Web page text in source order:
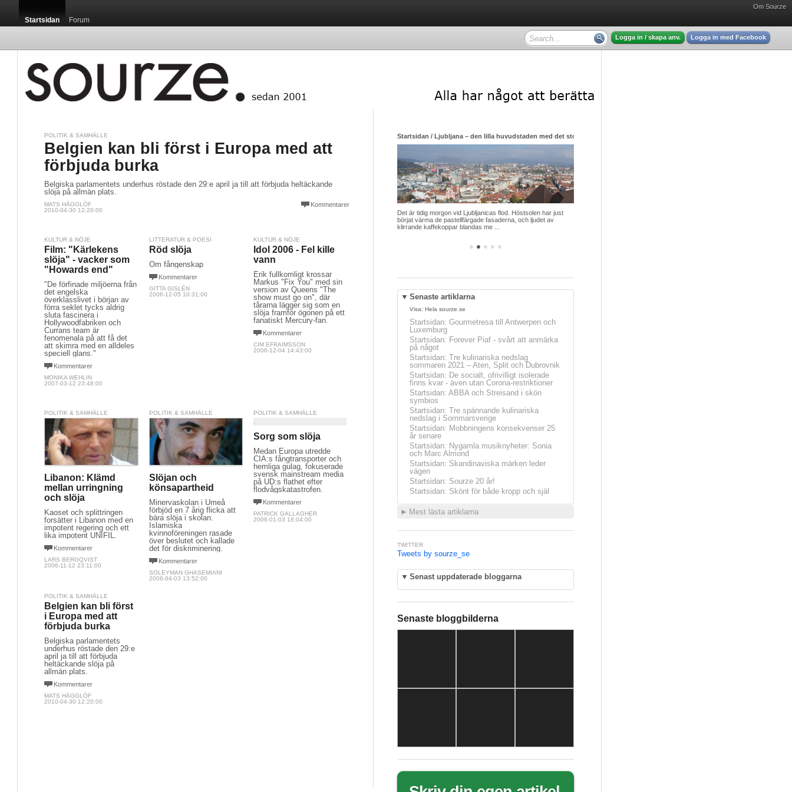
Om Sourze
Startsidan Forum
Logga in / skapa anv. Logga in med Facebook
POLITIK & SAMHÄLLE
Belgien kan bli först i Europa med att
förbjuda burka
Belgiska parlamentets underhus röstade den 29:e april ja till att förbjuda heltäckande
slöja på allmän plats.
Kommentarer
MATS HÄGGLÖF
2010-04-30 12:20:00
KULTUR & NÖJE
Film: "Kärlekens
slöja" - vacker som
"Howards end"
"De förfinade miljöerna från
det engelska
överklasslivet i början av
förra seklet tycks aldrig
sluta fascinera i
Hollywoodfabriken och
Currans team är
fenomenala på att få det
att skimra med en alldeles
speciell glans."
Kommentarer
MONIKA WEHLIN
2007-03-12 23:48:00
LITTERATUR & POESI
Röd slöja
Om fångenskap
Kommentarer
GITTA GISLÉN
2006-12-05 10:31:00
KULTUR & NÖJE
Idol 2006 - Fel kille
vann
Erik fullkomligt krossar
Markus "Fix You" med sin
version av Queens "The
show must go on", där
tårarna lägger sig som en
slöja framför ögonen på ett
fanatiskt Mercury-fan.
Kommentarer
CIM EFRAIMSSON
2006-12-04 14:43:00
POLITIK & SAMHÄLLE
Libanon: Klämd
mellan urringning
och slöja
Kaoset och splittringen
forsätter i Libanon med en
impotent regering och ett
lika impotent UNIFIL.
Kommentarer
LARS BERGQVIST
2006-11-12 23:11:00
POLITIK & SAMHÄLLE
Slöjan och
könsapartheid
Minervaskolan i Umeå
förbjöd en 7 årig flicka att
bära slöja i skolan.
Islamiska
kvinnoföreningen rasade
över beslutet och kallade
det för diskriminering.
Kommentarer
SOLEYMAN GHASEMIANI
2006-04-03 13:52:00
POLITIK & SAMHÄLLE
Sorg som slöja
Medan Europa utredde
CIA:s fångtransporter och
hemliga gulag, fokuserade
svensk mainstream media
på UD:s flathet efter
flodvågskatastrofen.
Kommentarer
PATRICK GALLAGHER
2006-01-03 18:04:00
POLITIK & SAMHÄLLE
Belgien kan bli först
i Europa med att
förbjuda burka
Belgiska parlamentets
underhus röstade den 29:e
april ja till att förbjuda
heltäckande slöja på
allmän plats.
Kommentarer
MATS HÄGGLÖF
2010-04-30 12:20:00
● ● ● ● ●
Startsidan / Ljubljana – den lilla huvudstaden med det stora hjärtat
Det är tidig morgon vid Ljubljanicas flod. Höstsolen har just
börjat värma de pastellfärgade fasaderna, och ljudet av
klirrande kaffekoppar blandas me ...
▼ Senaste artiklarna
Visa: Hela sourze.se
Startsidan: Gourmetresa till Antwerpen och
Luxemburg
Startsidan: Forever Piaf - svårt att anmärka
på något
Startsidan: Tre kulinariska nedslag
sommaren 2021 – Aten, Split och Dubrovnik
Startsidan: De socialt, ofrivilligt isolerade
finns kvar - även utan Corona-restriktioner
Startsidan: ABBA och Streisand i skön
symbios
Startsidan: Tre spännande kulinariska
nedslag i Sommarsverige
Startsidan: Mobbningens konsekvenser 25
år senare
Startsidan: Nygamla musiknyheter: Sonia
och Marc Almond
Startsidan: Skandinaviska märken leder
vägen
Startsidan: Sourze 20 år!
Startsidan: Skönt för både kropp och själ
► Mest lästa artiklarna
TWITTER
Tweets by sourze_se
▼ Senast uppdaterade bloggarna
Senaste bloggbilderna